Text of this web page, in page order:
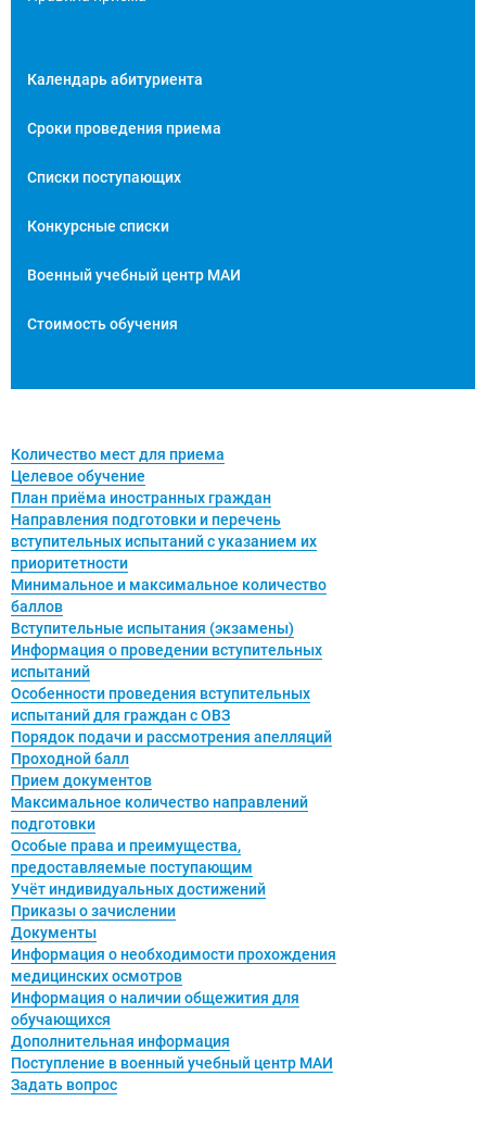
ОТПРАВИТЬ СООБЩЕНИЕ
Нажимая на кнопку “Отправить сообщение”,
вы даете согласие на обработку
персональных данных в соответствии с
политикой конфиденциальности
Календарь абитуриента
Сроки проведения приема
Списки поступающих
Конкурсные списки
Военный учебный центр МАИ
Стоимость обучения
Количество мест для приема
Целевое обучение
План приёма иностранных граждан
Направления подготовки и перечень
вступительных испытаний с указанием их
приоритетности
Минимальное и максимальное количество
баллов
Вступительные испытания (экзамены)
Информация о проведении вступительных
испытаний
Особенности проведения вступительных
испытаний для граждан с ОВЗ
Порядок подачи и рассмотрения апелляций
Проходной балл
Прием документов
Максимальное количество направлений
подготовки
Особые права и преимущества,
предоставляемые поступающим
Учёт индивидуальных достижений
Приказы о зачислении
Документы
Информация о необходимости прохождения
медицинских осмотров
Информация о наличии общежития для
обучающихся
Дополнительная информация
Поступление в военный учебный центр МАИ
Задать вопрос